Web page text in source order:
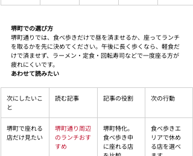
堺町での選び方
堺町通りでは、食べ歩きだけで昼を済ませるか、座ってランチ
を取るかを先に決めてください。午後に長く歩くなら、軽食だ
けで済ませず、ラーメン・定食・回転寿司などで一度座る方が
疲れにくいです。
あわせて読みたい
次にしたいこ
と
読む記事 記事の役割 次の行動
堺町で座れる
店だけ見たい
堺町通り周辺
のランチおす
すめ
堺町特化。
食べ歩き中
に座れる店
食べ歩きエ
リアで休め
る店を選べ